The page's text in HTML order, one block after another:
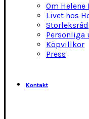
Om Helene
Livet hos
Storleksråd
Personliga
Köpvillkor
Press
Kontakt